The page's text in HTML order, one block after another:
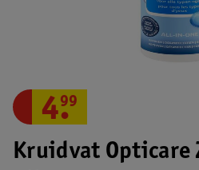
Kruidvat Opticare
4.
99